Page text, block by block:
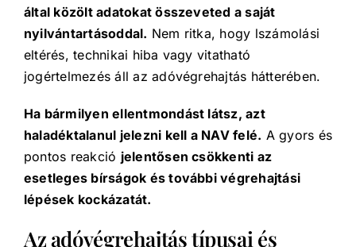
által közölt adatokat összeveted a saját
nyilvántartásoddal. Nem ritka, hogy lszámolási
eltérés, technikai hiba vagy vitatható
jogértelmezés áll az adóvégrehajtás hátterében.
Ha bármilyen ellentmondást látsz, azt
haladéktalanul jelezni kell a NAV felé. A gyors és
pontos reakció jelentősen csökkenti az
esetleges bírságok és további végrehajtási
lépések kockázatát.
Az adóvégrehajtás típusai és